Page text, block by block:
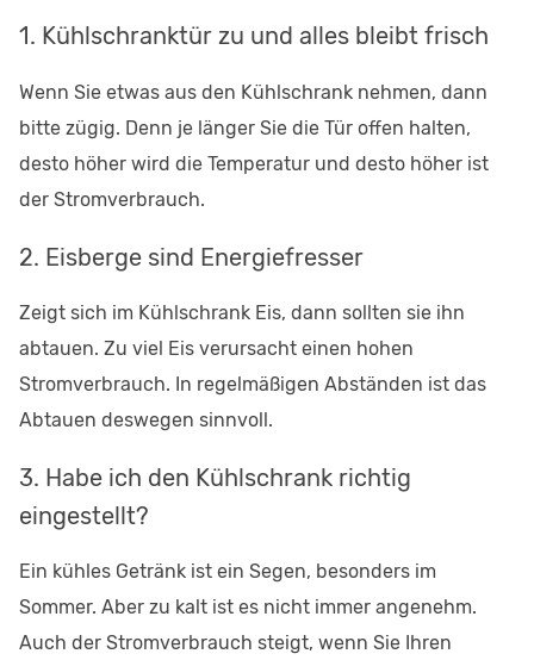
1. Kühlschranktür zu und alles bleibt frisch
Wenn Sie etwas aus den Kühlschrank nehmen, dann
bitte zügig. Denn je länger Sie die Tür offen halten,
desto höher wird die Temperatur und desto höher ist
der Stromverbrauch.
2. Eisberge sind Energiefresser
Zeigt sich im Kühlschrank Eis, dann sollten sie ihn
abtauen. Zu viel Eis verursacht einen hohen
Stromverbrauch. In regelmäßigen Abständen ist das
Abtauen deswegen sinnvoll.
3. Habe ich den Kühlschrank richtig
eingestellt?
Ein kühles Getränk ist ein Segen, besonders im
Sommer. Aber zu kalt ist es nicht immer angenehm.
Auch der Stromverbrauch steigt, wenn Sie Ihren